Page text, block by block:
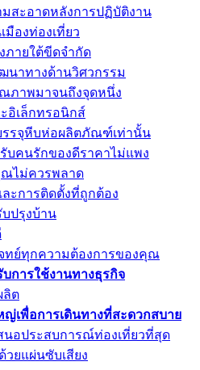
สะอาดหลังการปฏิบัติงาน
มืองท่องเที่ยว
ภายใต้ขีดจำกัด
นาทางด้านวิศวกรรม
ภาพมาจนถึงจุดหนึ่ง
อิเล็กทรอนิกส์
รรจุหีบห่อผลิตภัณฑ์เท่านั้น
คนรักของดีราคาไม่แพง
ไม่ควรพลาด
ะการติดตั้งที่ถูกต้อง
ปรุงบ้าน
ทย์ทุกความต้องการของคุณ
การใช้งานทางธุรกิจ
ลิต
เพื่อการเดินทางที่สะดวกสบาย
นอประสบการณ์ท่องเที่ยวที่สุด
ยแผ่นซับเสียง